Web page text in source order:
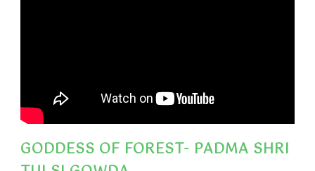
GODDESS OF FOREST- PADMA SHRI